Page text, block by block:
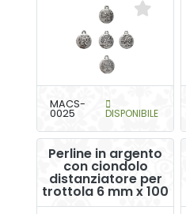
MACS-
0025 DISPONIBILE
Perline in argento
con ciondolo
distanziatore per
trottola 6 mm x 100